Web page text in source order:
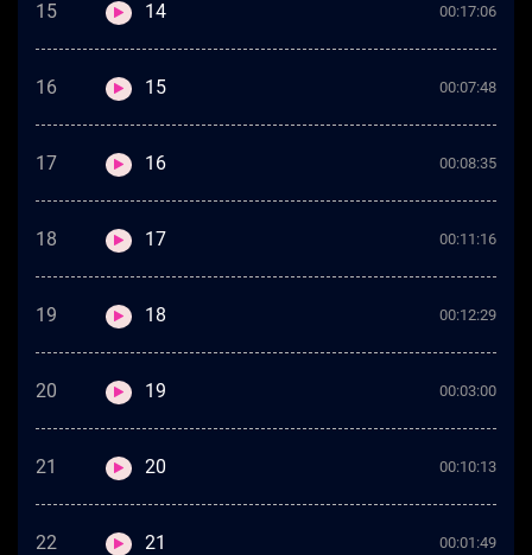
15 14 00:17:06
16 15 00:07:48
17 16 00:08:35
18 17 00:11:16
19 18 00:12:29
20 19 00:03:00
21 20 00:10:13
22 21 00:01:49